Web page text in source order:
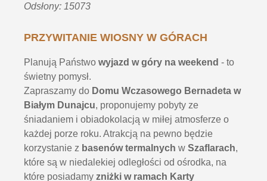
Odsłony: 15073
PRZYWITANIE WIOSNY W GÓRACH
Planują Państwo wyjazd w góry na weekend - to
świetny pomysł.
Zapraszamy do Domu Wczasowego Bernadeta w
Białym Dunajcu, proponujemy pobyty ze
śniadaniem i obiadokolacją w miłej atmosferze o
każdej porze roku. Atrakcją na pewno będzie
korzystanie z basenów termalnych w Szaflarach,
które są w niedalekiej odległości od ośrodka, na
które posiadamy zniżki w ramach Karty